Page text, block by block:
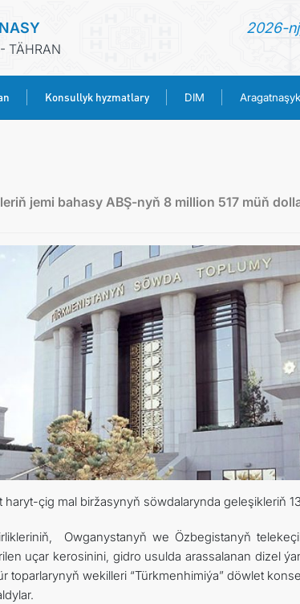
TÄHRAN
2026-
Konsullyk hyzmatlary DIM Aragatnaşyk
KONSULLYK HYZMATLARY
DIM
jemi bahasy ABŞ-nyň 8 million 517 müň
çig mal biržasynyň söwdalarynda geleşikleriň
Owganystanyň we Özbegistanyň
uçar kerosinini, gidro usulda arassalanan dizel
toparlarynyň wekilleri “Türkmenhimiýa” döwlet